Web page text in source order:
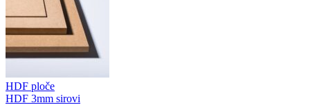
HDF ploče
HDF 3mm sirovi